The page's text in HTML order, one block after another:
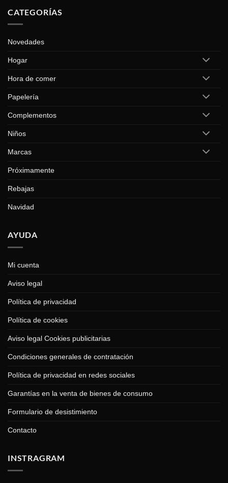
CATEGORÍAS
Novedades
Hogar
Hora de comer
Papelería
Complementos
Niños
Marcas
Próximamente
Rebajas
Navidad
AYUDA
Mi cuenta
Aviso legal
Política de privacidad
Política de cookies
Aviso legal Cookies publicitarias
Condiciones generales de contratación
Política de privacidad en redes sociales
Garantías en la venta de bienes de consumo
Formulario de desistimiento
Contacto
INSTRAGRAM